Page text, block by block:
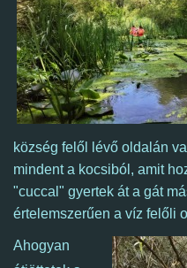
község felől lévő oldalán
mindent a kocsiból, amit
"cuccal" gyertek át a gát
értelemszerűen a víz felőli
Ahogyan